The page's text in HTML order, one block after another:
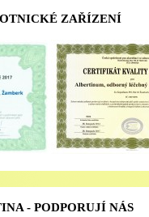
ZAŘÍZENÍ
- PODPORUJÍ NÁS